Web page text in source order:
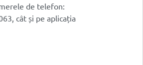
de telefon:
cât și pe aplicația